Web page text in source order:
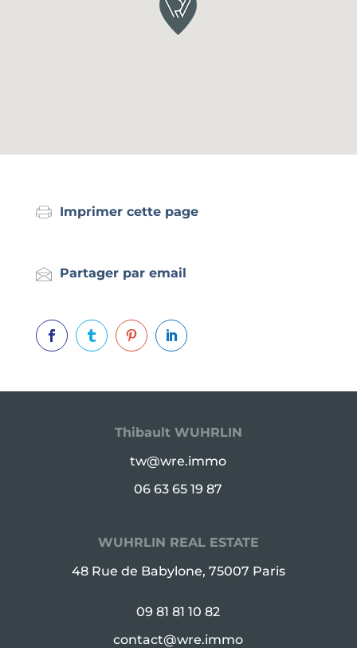
Imprimer cette page
Partager par email
   
Thibault WUHRLIN
tw@wre.immo
06 63 65 19 87
WUHRLIN REAL ESTATE
48 Rue de Babylone, 75007 Paris
09 81 81 10 82
contact@wre.immo